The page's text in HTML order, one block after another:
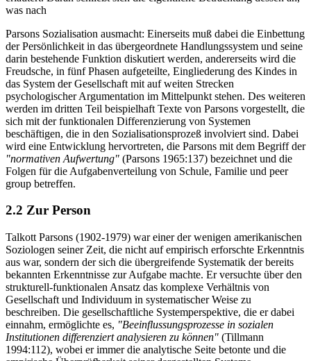
was nach
Parsons Sozialisation ausmacht: Einerseits muß dabei die Einbettung
der Persönlichkeit in das übergeordnete Handlungssystem und seine
darin bestehende Funktion diskutiert werden, andererseits wird die
Freudsche, in fünf Phasen aufgeteilte, Eingliederung des Kindes in
das System der Gesellschaft mit auf weiten Strecken
psychologischer Argumentation im Mittelpunkt stehen. Des weiteren
werden im dritten Teil beispielhaft Texte von Parsons vorgestellt, die
sich mit der funktionalen Differenzierung von Systemen
beschäftigen, die in den Sozialisationsprozeß involviert sind. Dabei
wird eine Entwicklung hervortreten, die Parsons mit dem Begriff der
"normativen Aufwertung" (Parsons 1965:137) bezeichnet und die
Folgen für die Aufgabenverteilung von Schule, Familie und peer
group betreffen.
2.2 Zur Person
Talkott Parsons (1902-1979) war einer der wenigen amerikanischen
Soziologen seiner Zeit, die nicht auf empirisch erforschte Erkenntnis
aus war, sondern der sich die übergreifende Systematik der bereits
bekannten Erkenntnisse zur Aufgabe machte. Er versuchte über den
strukturell-funktionalen Ansatz das komplexe Verhältnis von
Gesellschaft und Individuum in systematischer Weise zu
beschreiben. Die gesellschaftliche Systemperspektive, die er dabei
einnahm, ermöglichte es, "Beeinflussungsprozesse in sozialen
Institutionen differenziert analysieren zu können" (Tillmann
1994:112), wobei er immer die analytische Seite betonte und die